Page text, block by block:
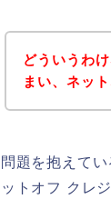
どういうわ
まい、ネッ
題を抱えて
トオフ クレ